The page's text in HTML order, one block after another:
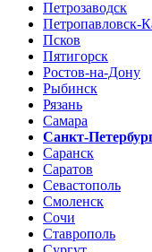
Петрозаводск
Петропавловск-
Псков
Пятигорск
Ростов-на-Дону
Рыбинск
Рязань
Самара
Санкт-
Саранск
Саратов
Севастополь
Смоленск
Сочи
Ставрополь